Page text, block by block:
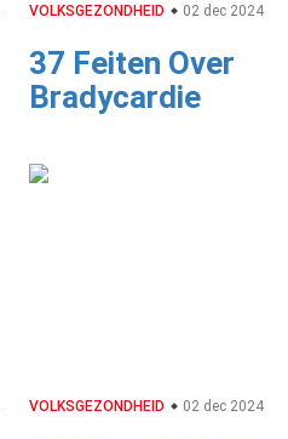
VOLKSGEZONDHEID 02 dec 2024
37 Feiten Over
Bradycardie
VOLKSGEZONDHEID 02 dec 2024